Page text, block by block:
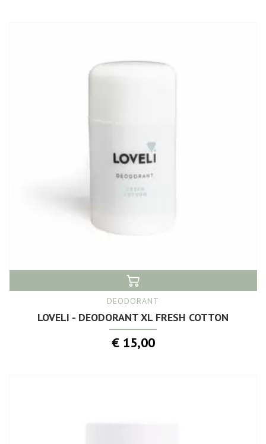
DEODORANT
LOVELI - DEODORANT XL FRESH COTTON
€ 15,00